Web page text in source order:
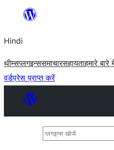
सामग्री
जाएं
Hindi
थीम्सप्लगइन्ससमाचारसहायताहमारे बारे
वर्डप्रेस प्राप्त करें
प्लगइन्स